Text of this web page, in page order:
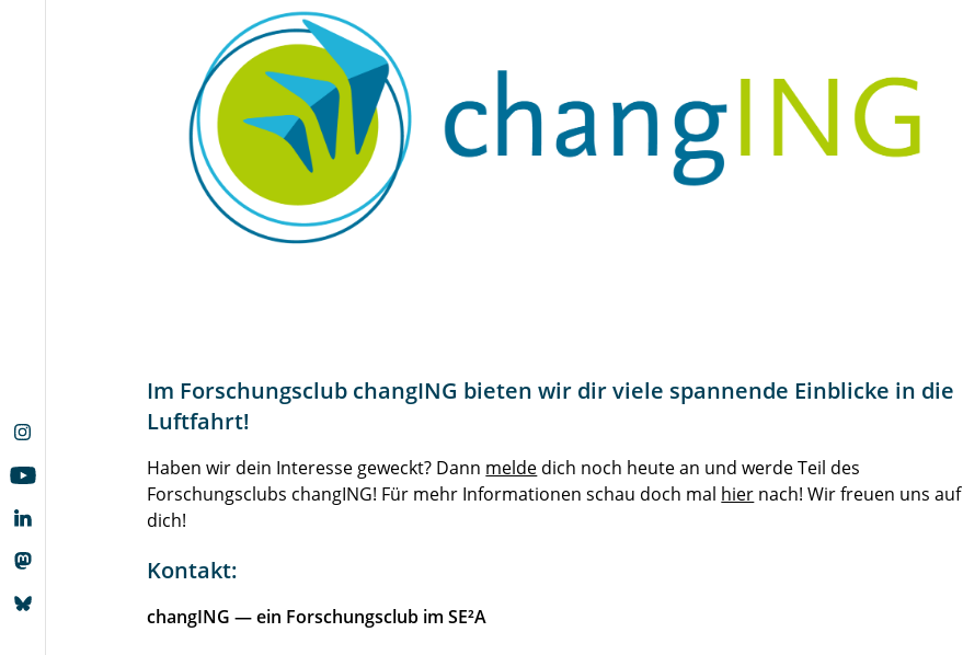
Im Forschungsclub changING bieten wir dir viele spannende Einblicke in die
Luftfahrt!
Haben wir dein Interesse geweckt? Dann melde dich noch heute an und werde Teil des
Forschungsclubs changING! Für mehr Informationen schau doch mal hier nach! Wir freuen uns auf
dich!
Kontakt:
changING — ein Forschungsclub im SE²A